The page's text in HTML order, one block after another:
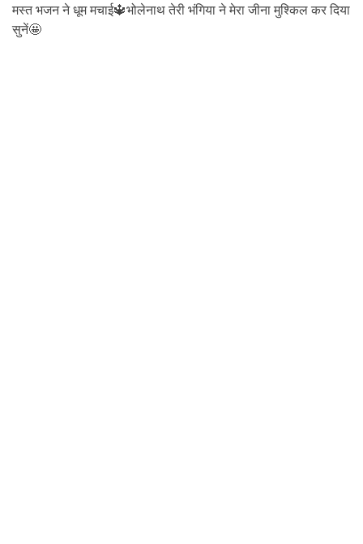
मस्त भजन ने धूम मचाई🔱भोलेनाथ तेरी भंगिया ने मेरा जीना मुश्किल कर दिया
सुनें🤩